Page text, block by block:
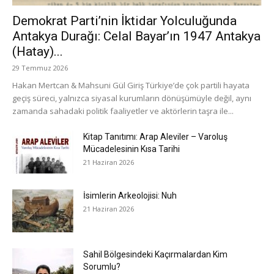
Demokrat Parti’nin İktidar Yolculuğunda
Antakya Durağı: Celal Bayar’ın 1947 Antakya
(Hatay)...
29 Temmuz 2026
Hakan Mertcan & Mahsuni Gül Giriş Türkiye’de çok partili hayata
geçiş süreci, yalnızca siyasal kurumların dönüşümüyle değil, aynı
zamanda sahadaki politik faaliyetler ve aktörlerin taşra ile...
Kitap Tanıtımı: Arap Aleviler – Varoluş
Mücadelesinin Kısa Tarihi
21 Haziran 2026
İsimlerin Arkeolojisi: Nuh
21 Haziran 2026
Sahil Bölgesindeki Kaçırmalardan Kim
Sorumlu?